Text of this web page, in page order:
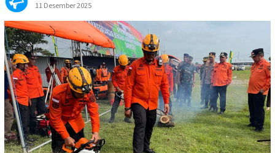
11 Desember 2025